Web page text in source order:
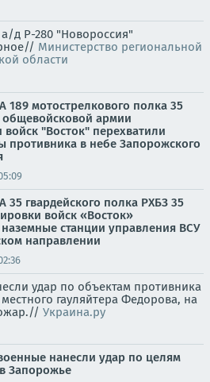
д Р-280 "Новороссия"
Министерство региональной
области
189 мотострелкового полка 35
общевойсковой армии
войск "Восток" перехватили
противника в небе Запорожского
35 гвардейского полка РХБЗ 35
войск «Восток»
станции управления ВСУ
направлении
удар по объектам противника
гауляйтера Федорова, на
Украина.ру
нанесли удар по целям
Запорожье